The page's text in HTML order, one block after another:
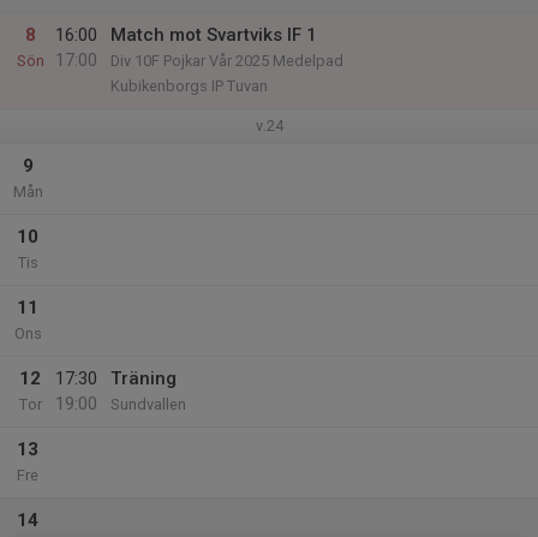
8
Sön
16:00
17:00
Match mot Svartviks IF 1
Div 10F Pojkar Vår 2025 Medelpad
Kubikenborgs IP Tuvan
v.24
9
Mån
10
Tis
11
Ons
12
Tor
17:30
19:00
Träning
Sundvallen
13
Fre
14